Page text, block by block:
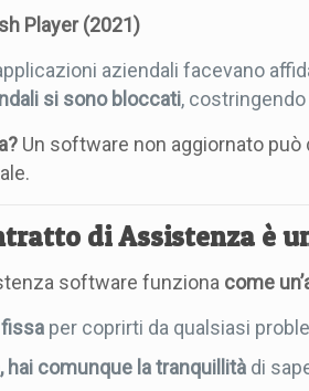
Player (2021)
aziendali facevano
si sono bloccati,
Un software non aggiornato può
di Assistenza è
software funziona come
per coprirti da qualsiasi
hai comunque la tranquillitàdi